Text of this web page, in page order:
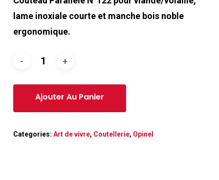
lame inoxiale courte et manche bois noble
ergonomique.
Categories: Art de vivre, Coutellerie, Opinel